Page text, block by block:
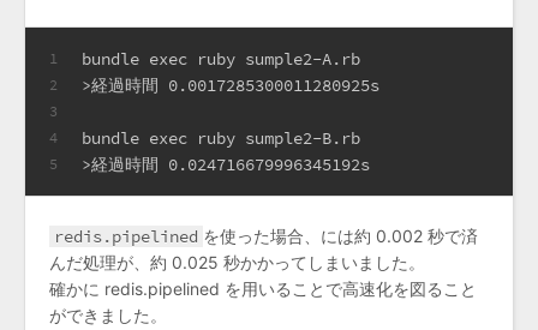
1
2
3
4
5
bundle exec ruby sumple2-A.rb
>経過時間 0.0017285300011280925s
bundle exec ruby sumple2-B.rb
>経過時間 0.024716679996345192s
redis.pipelined を使った場合、には約 0.002 秒で済
んだ処理が、約 0.025 秒かかってしまいました。
確かに redis.pipelined を用いることで高速化を図ること
ができました。